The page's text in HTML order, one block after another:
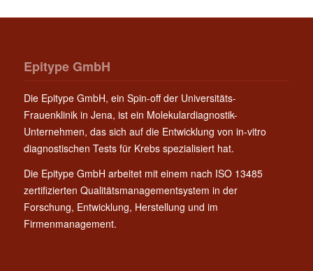
Epitype GmbH
Die Epitype GmbH, ein Spin-off der Universitäts-
Frauenklinik in Jena, ist ein Molekulardiagnostik-
Unternehmen, das sich auf die Entwicklung von in-vitro
diagnostischen Tests für Krebs spezialisiert hat.
Die Epitype GmbH arbeitet mit einem nach ISO 13485
zertifizierten Qualitätsmanagementsystem in der
Forschung, Entwicklung, Herstellung und im
Firmenmanagement.